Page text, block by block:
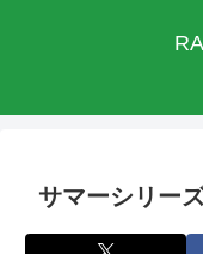
サマーシリー